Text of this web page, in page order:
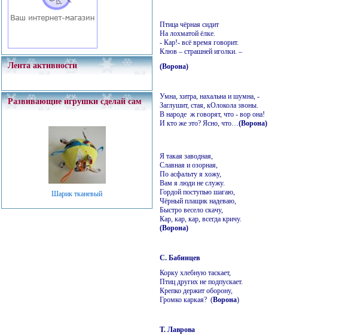
Лента активности
Развивающие игрушки сделай сам
Шарик тканевый
Птица чёрная сидит
На лохматой ёлке.
- Кар!- всё время говорит.
Клюв – страшней иголки. –
(Ворона)
Умна, хитра, нахальна и шумна, -
Заглушит, стая, кОлокола звоны.
В народе ж говорят, что - вор она!
И кто же это? Ясно, что…(Ворона)
Я такая заводная,
Славная и озорная,
По асфальту я хожу,
Вам я люди не служу.
Гордой поступью шагаю,
Чёрный плащик надеваю,
Быстро весело скачу,
Кар, кар, кар, всегда кричу.
(Ворона)
С. Бабинцев
Корку хлебную таскает,
Птиц других не подпускает.
Крепко держит оборону,
Громко каркая? (Ворона)
Т. Лаврова